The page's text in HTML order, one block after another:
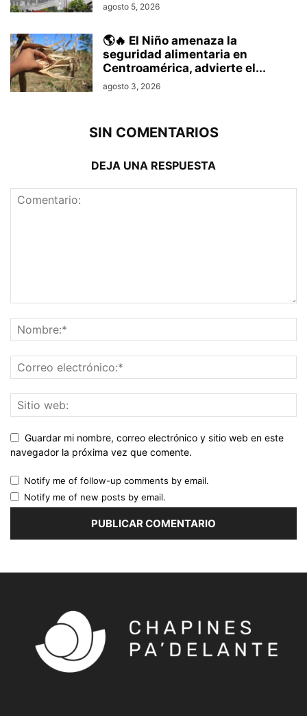
agosto 5, 2026
🌎🔥 El Niño amenaza la
seguridad alimentaria en
Centroamérica, advierte el...
agosto 3, 2026
SIN COMENTARIOS
DEJA UNA RESPUESTA
Guardar mi nombre, correo electrónico y sitio web en este
navegador la próxima vez que comente.
Notify me of follow-up comments by email.
Notify me of new posts by email.